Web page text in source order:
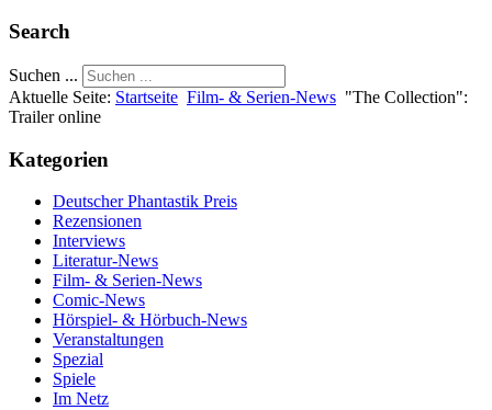
Search
Suchen ...
Aktuelle Seite: Startseite Film- & Serien-News "The Collection":
Trailer online
Kategorien
Deutscher Phantastik Preis
Rezensionen
Interviews
Literatur-News
Film- & Serien-News
Comic-News
Hörspiel- & Hörbuch-News
Veranstaltungen
Spezial
Spiele
Im Netz